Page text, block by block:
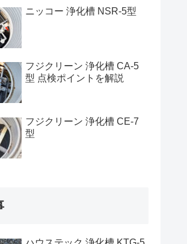
ニッコー 浄化槽 NSR-5型
フジクリーン 浄化槽 CA-5
型 点検ポイントを解説
フジクリーン 浄化槽 CE-7
型